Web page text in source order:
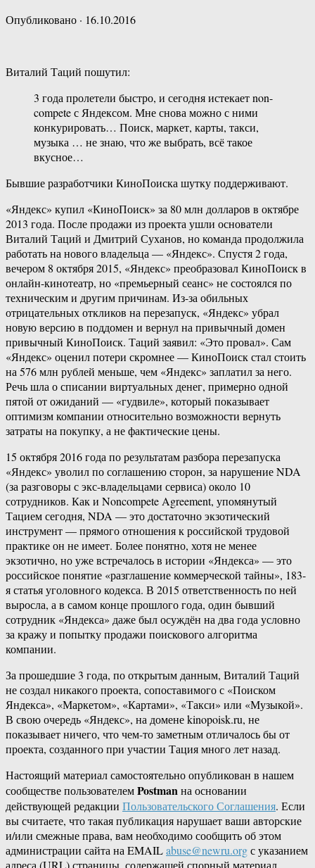
Опубликовано · 16.10.2016
Виталий Таций пошутил:
3 года пролетели быстро, и сегодня истекает non-
compete с Яндексом. Мне снова можно с ними
конкурировать… Поиск, маркет, карты, такси,
музыка … не знаю, что же выбрать, всё такое
вкусное…
Бывшие разработчики КиноПоиска шутку поддерживают.
«Яндекс» купил «КиноПоиск» за 80 млн долларов в октябре
2013 года. После продажи из проекта ушли основатели
Виталий Таций и Дмитрий Суханов, но команда продолжила
работать на нового владельца — «Яндекс». Спустя 2 года,
вечером 8 октября 2015, «Яндекс» преобразовал КиноПоиск в
онлайн-кинотеатр, но «премьерный сеанс» не состоялся по
техническим и другим причинам. Из-за обильных
отрицательных откликов на перезапуск, «Яндекс» убрал
новую версию в поддомен и вернул на привычный домен
привычный КиноПоиск. Таций заявил: «Это провал». Сам
«Яндекс» оценил потери скромнее — КиноПоиск стал стоить
на 576 млн рублей меньше, чем «Яндекс» заплатил за него.
Речь шла о списании виртуальных денег, примерно одной
пятой от ожиданий — «гудвиле», который показывает
оптимизм компании относительно возможности вернуть
затраты на покупку, а не фактические цены.
15 октября 2016 года по результатам разбора перезапуска
«Яндекс» уволил по соглашению сторон, за нарушение NDA
(за разговоры с экс-владельцами сервиса) около 10
сотрудников. Как и Noncompete Agreement, упомянутый
Тацием сегодня, NDA — это достаточно экзотический
инструмент — прямого отношения к российской трудовой
практике он не имеет. Более понятно, хотя не менее
экзотично, но уже встречалось в истории «Яндекса» — это
российское понятие «разглашение коммерческой тайны», 183-
я статья уголовного кодекса. В 2015 ответственность по ней
выросла, а в самом конце прошлого года, один бывший
сотрудник «Яндекса» даже был осуждён на два года условно
за кражу и попытку продажи поискового алгоритма
компании.
За прошедшие 3 года, по открытым данным, Виталий Таций
не создал никакого проекта, сопоставимого с «Поиском
Яндекса», «Маркетом», «Картами», «Такси» или «Музыкой».
В свою очередь «Яндекс», на домене kinopoisk.ru, не
показывает ничего, что чем-то заметным отличалось бы от
проекта, созданного при участии Тация много лет назад.
Настоящий материал самостоятельно опубликован в нашем
сообществе пользователемPostmanна основании
действующей редакции Пользовательского Соглашения. Если
вы считаете, что такая публикация нарушает ваши авторские
и/или смежные права, вам необходимо сообщить об этом
администрации сайта на EMAILabuse@newru.orgс указанием